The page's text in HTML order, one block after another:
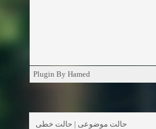
Plugin By Hamed
حالت موضوعی | حالت خطی